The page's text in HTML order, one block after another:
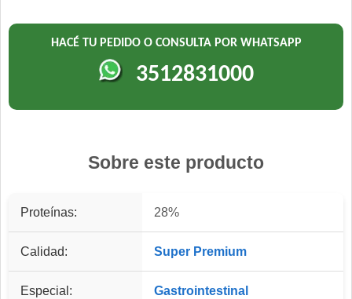
HACÉ TU PEDIDO O CONSULTA POR WHATSAPP
3512831000
Sobre este producto
Proteínas: 28%
Calidad: Super Premium
Especial: Gastrointestinal